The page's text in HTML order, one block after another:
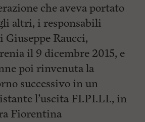
che aveva portato
altri, i responsabili
Giuseppe Raucci,
il 9 dicembre 2015, e
poi rinvenuta la
successivo in un
l’uscita FI.PI.LI., in
Fiorentina